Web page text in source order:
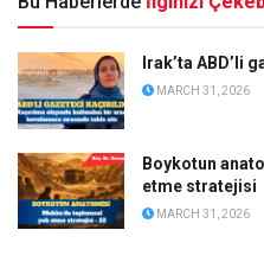
Irak’ta ABD’li
MARCH 31, 2026
Boykotun
etme stratejisi
MARCH 31, 2026